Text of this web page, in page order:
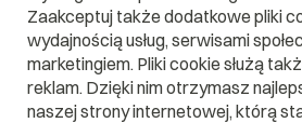
Domena
Zarejestruj adres www z
Zaakceptuj także dodatkowe pliki
wydajnością usług, serwisami
marketingiem. Pliki cookie służą
reklam. Dzięki nim otrzymasz
naszej strony internetowej, którą